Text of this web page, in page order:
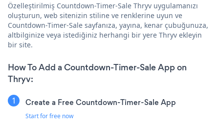
Özelleştirilmiş Countdown-Timer-Sale Thryv uygulamanızı
oluşturun, web sitenizin stiline ve renklerine uyun ve
Countdown-Timer-Sale sayfanıza, yayına, kenar çubuğunuza,
altbilginize veya istediğiniz herhangi bir yere Thryv ekleyin
bir site.
How To Add a Countdown-Timer-Sale App on
Thryv:
Create a Free Countdown-Timer-Sale App
Start for free now